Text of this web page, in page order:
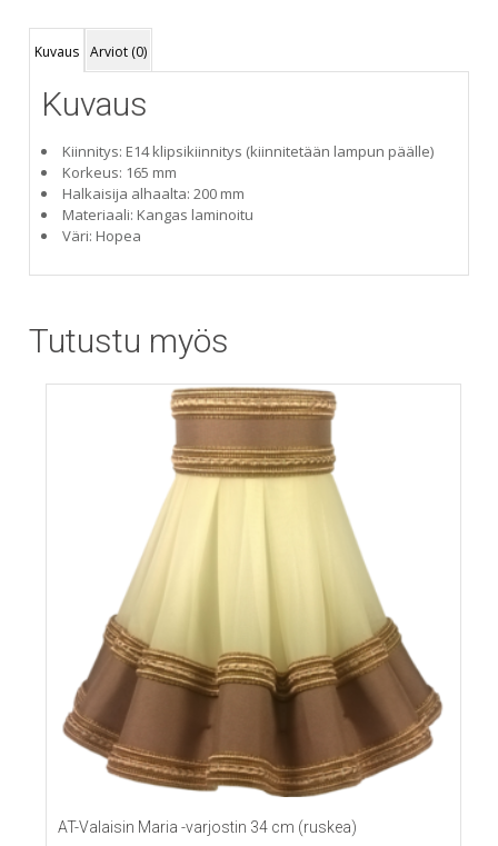
Kuvaus Arviot (0)
Kuvaus
Kiinnitys: E14 klipsikiinnitys (kiinnitetään lampun päälle)
Korkeus: 165 mm
Halkaisija alhaalta: 200 mm
Materiaali: Kangas laminoitu
Väri: Hopea
Tutustu myös
AT-Valaisin Maria -varjostin 34 cm (ruskea)